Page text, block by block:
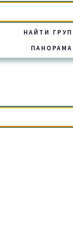
НАЙТИ
ПАНОРАМА